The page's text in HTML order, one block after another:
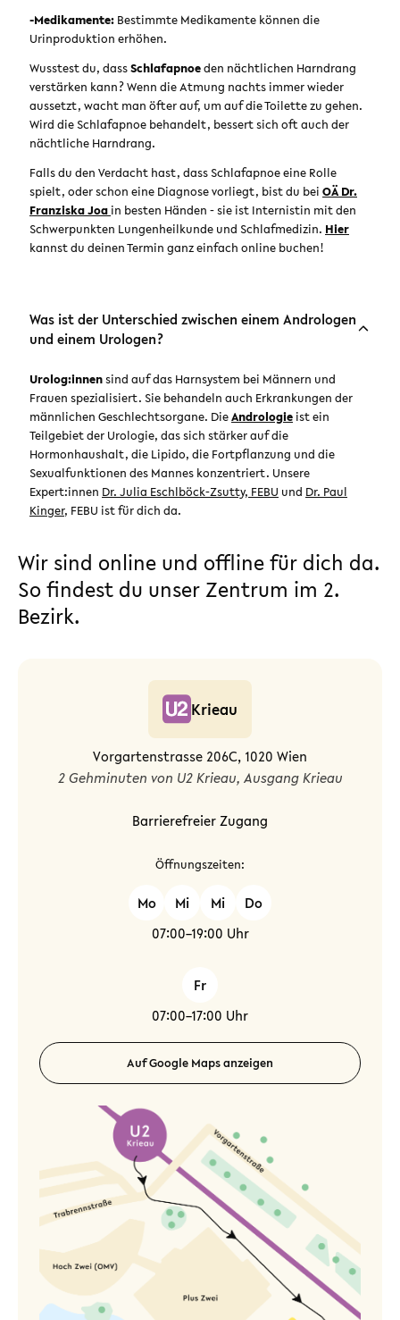
-Medikamente: Bestimmte Medikamente können die
Urinproduktion erhöhen.
Wusstest du, dassSchlafapnoeden nächtlichen Harndrang
verstärken kann? Wenn die Atmung nachts immer wieder
aussetzt, wacht man öfter auf, um auf die Toilette zu gehen.
Wird die Schlafapnoe behandelt, bessert sich oft auch der
nächtliche Harndrang.
Falls du den Verdacht hast, dass Schlafapnoe eine Rolle
spielt, oder schon eine Diagnose vorliegt, bist du bei OÄ Dr.
Franziska Joa in besten Händen - sie ist Internistin mit den
Schwerpunkten Lungenheilkunde und Schlafmedizin. Hier
kannst du deinen Termin ganz einfach online buchen!
Was ist der Unterschied zwischen einem Andrologen
und einem Urologen?
Urolog:innensind auf das Harnsystem bei Männern und
Frauen spezialisiert. Sie behandeln auch Erkrankungen der
männlichen Geschlechtsorgane. DieAndrologie ist ein
Teilgebiet der Urologie, das sich stärker auf die
Hormonhaushalt, die Lipido, die Fortpflanzung und die
Sexualfunktionen des Mannes konzentriert. Unsere
Expert:innen Dr. Julia Eschlböck-Zsutty, FEBU und Dr. Paul
Kinger, FEBU ist für dich da.
Wir sind online und offline für dich da.
So findest du unser Zentrum im 2.
Bezirk.
Krieau
Vorgartenstrasse 206C, 1020 Wien
2 Gehminuten von U2 Krieau, Ausgang Krieau
Barrierefreier Zugang
Öffnungszeiten:
Mo Mi Mi
Do
07:00–19:00 Uhr
Fr
07:00–17:00 Uhr
Auf Google Maps anzeigen